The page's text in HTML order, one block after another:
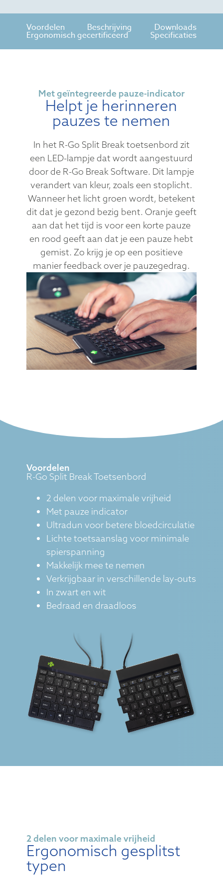
Voordelen Beschrijving Downloads
Ergonomisch gecertificeerd Specificaties
Met geïntegreerde pauze-indicator
Helpt je herinneren
pauzes te nemen
In het R-Go Split Break toetsenbord zit
een LED-lampje dat wordt aangestuurd
door de R-Go Break Software. Dit lampje
verandert van kleur, zoals een stoplicht.
Wanneer het licht groen wordt, betekent
dit dat je gezond bezig bent. Oranje geeft
aan dat het tijd is voor een korte pauze
en rood geeft aan dat je een pauze hebt
gemist. Zo krijg je op een positieve
manier feedback over je pauzegedrag.
Voordelen
R-Go Split Break Toetsenbord
2 delen voor maximale vrijheid
Met pauze indicator
Ultradun voor betere bloedcirculatie
Lichte toetsaanslag voor minimale
spierspanning
Makkelijk mee te nemen
Verkrijgbaar in verschillende lay-outs
In zwart en wit
Bedraad en draadloos